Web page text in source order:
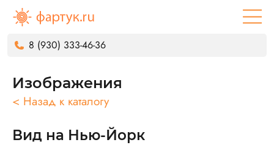
8 (930) 333-46-36
Изображения
< Назад к каталогу
Вид на Нью-Йорк